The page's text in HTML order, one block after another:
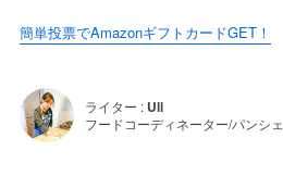
簡単投票でAmazonギフトカードGET！
ライター : Uli
フードコーディネーター/パンシ